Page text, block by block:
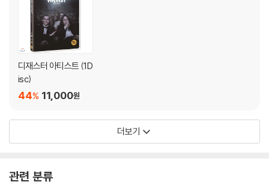
디재스터 아티스트 (1D
isc)
11,000원
44%
더보기
관련 분류